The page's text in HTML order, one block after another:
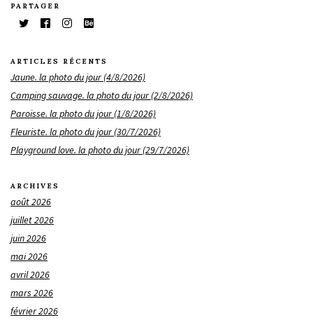
PARTAGER
ARTICLES RÉCENTS
Jaune. la photo du jour (4/8/2026)
Camping sauvage. la photo du jour (2/8/2026)
Paroisse. la photo du jour (1/8/2026)
Fleuriste. la photo du jour (30/7/2026)
Playground love. la photo du jour (29/7/2026)
ARCHIVES
août 2026
juillet 2026
juin 2026
mai 2026
avril 2026
mars 2026
février 2026